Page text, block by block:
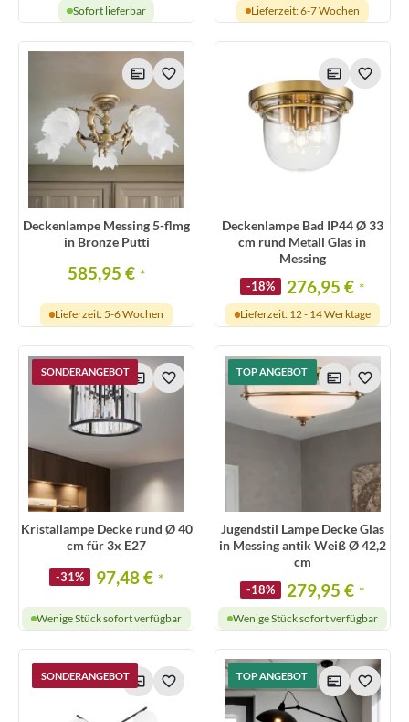
Sofort lieferbar Lieferzeit: 6-7 Wochen
Deckenlampe Messing 5-flmg
in Bronze Putti
585,95 € *
Lieferzeit: 5-6 Wochen
Deckenlampe Bad IP44 Ø 33
cm rund Metall Glas in
Messing
-18% 276,95 € *
Lieferzeit: 12 - 14 Werktage
SONDERANGEBOT
Kristallampe Decke rund Ø 40
cm für 3x E27
-31% 97,48 € *
Wenige Stück sofort verfügbar
TOP ANGEBOT
Jugendstil Lampe Decke Glas
in Messing antik Weiß Ø 42,2
cm
-18% 279,95 € *
Wenige Stück sofort verfügbar
SONDERANGEBOT TOP ANGEBOT